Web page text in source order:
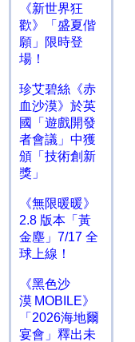
《新世界狂
歡》「盛夏偕
願」限時登
場！
珍艾碧絲《赤
血沙漠》於英
國「遊戲開發
者會議」中獲
頒「技術創新
獎」
《無限暖暖》
2.8 版本「黃
金塵」7/17 全
球上線！
《黑色沙
漠 MOBILE》
「2026海地爾
宴會」釋出未